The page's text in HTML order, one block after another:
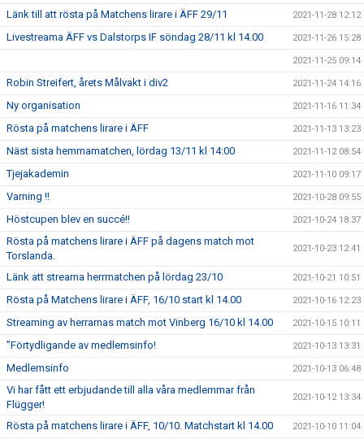
Länk till att rösta på Matchens lirare i ÄFF 29/11 2021-11-28 12:12
Livestreama ÄFF vs Dalstorps IF söndag 28/11 kl 14.00 2021-11-26 15:28
2021-11-25 09:14
Robin Streifert, årets Målvakt i div2 2021-11-24 14:16
Ny organisation 2021-11-16 11:34
Rösta på matchens lirare i ÄFF 2021-11-13 13:23
Näst sista hemmamatchen, lördag 13/11 kl 14:00 2021-11-12 08:54
Tjejakademin 2021-11-10 09:17
Varning !! 2021-10-28 09:55
Höstcupen blev en succé!! 2021-10-24 18:37
Rösta på matchens lirare i ÄFF på dagens match mot
Torslanda.
2021-10-23 12:41
Länk att streama herrmatchen på lördag 23/10 2021-10-21 10:51
Rösta på Matchens lirare i ÄFF, 16/10 start kl 14.00 2021-10-16 12:23
Streaming av herrarnas match mot Vinberg 16/10 kl 14.00 2021-10-15 10:11
”Förtydligande av medlemsinfo! 2021-10-13 13:31
Medlemsinfo 2021-10-13 06:48
Vi har fått ett erbjudande till alla våra medlemmar från
Flügger!
2021-10-12 13:34
Rösta på matchens lirare i ÄFF, 10/10. Matchstart kl 14.00 2021-10-10 11:04